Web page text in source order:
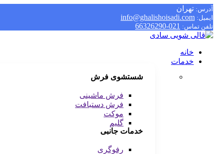
آدرس: تهران
ایمیل: info@ghalishoisadi.com
تلفن تماس: 021-66326290
خانه
خدمات
شستشوی فرش
فرش ماشینی
فرش دستبافت
موکت
گلیم
خدمات جانبی
رفوگری